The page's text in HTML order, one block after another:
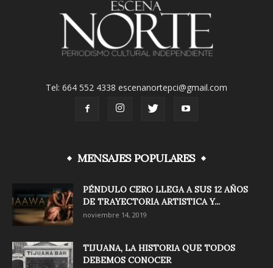
Tel: 664 552 4338 escenanortepci@gmail.com
MENSAJES POPULARES
PÉNDULO CERO LLEGA A SUS 12 AÑOS
DE TRAYECTORIA ARTISTICA Y...
noviembre 14, 2019
TIJUANA, LA HISTORIA QUE TODOS
DEBEMOS CONOCER